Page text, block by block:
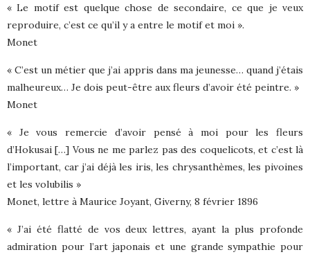
« Le motif est quelque chose de secondaire, ce que je veux
reproduire, c’est ce qu’il y a entre le motif et moi ».
Monet
« C’est un métier que j’ai appris dans ma jeunesse… quand j’étais
malheureux… Je dois peut-être aux fleurs d’avoir été peintre. »
Monet
« Je vous remercie d’avoir pensé à moi pour les fleurs
d’Hokusai […] Vous ne me parlez pas des coquelicots, et c’est là
l’important, car j’ai déjà les iris, les chrysanthèmes, les pivoines
et les volubilis »
Monet, lettre à Maurice Joyant, Giverny, 8 février 1896
« J’ai été flatté de vos deux lettres, ayant la plus profonde
admiration pour l’art japonais et une grande sympathie pour